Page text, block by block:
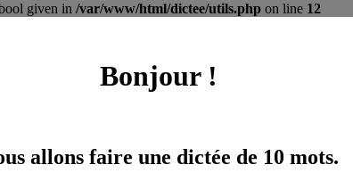
given in /var/www/html/dictee/utils.php on line 12
Bonjour !
allons faire une dictée de 10 mots.